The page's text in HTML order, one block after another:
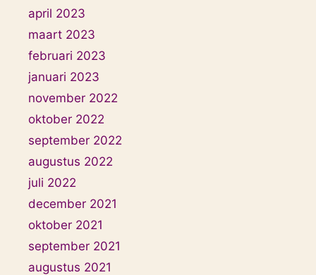
april 2023
maart 2023
februari 2023
januari 2023
november 2022
oktober 2022
september 2022
augustus 2022
juli 2022
december 2021
oktober 2021
september 2021
augustus 2021